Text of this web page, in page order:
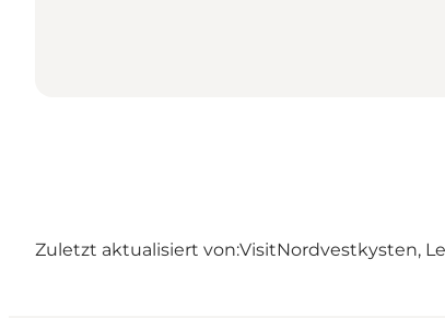
Zuletzt aktualisiert von:VisitNordvestkysten,